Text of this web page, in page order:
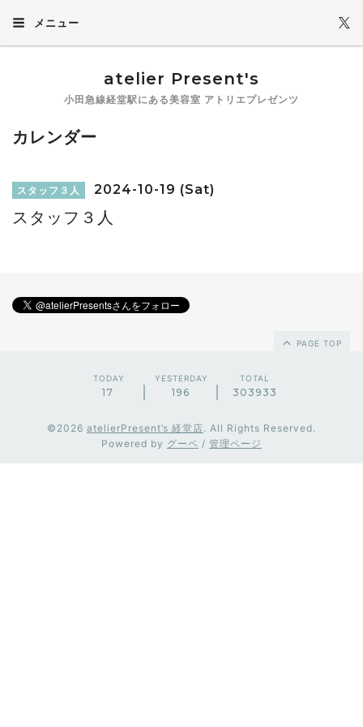
メニュー
atelier Present's
小田急線経堂駅にある美容室 アトリエプレゼンツ
カレンダー
スタッフ３人 2024-10-19 (Sat)
スタッフ３人
PAGE TOP
TODAY
17
YESTERDAY
196
TOTAL
303933
©2026 atelierPresent’s 経堂店. All Rights Reserved.
Powered by グーペ / 管理ページ